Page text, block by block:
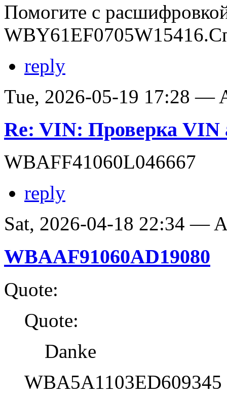
Помогите с
reply
Tue, 2026-05-19 17:28 —
Re: VIN: Проверка VIN
WBAFF41060L046667
reply
Sat, 2026-04-18 22:34 —
WBAAF91060AD19080
Quote:
Quote:
Danke
WBA5A1103ED609345